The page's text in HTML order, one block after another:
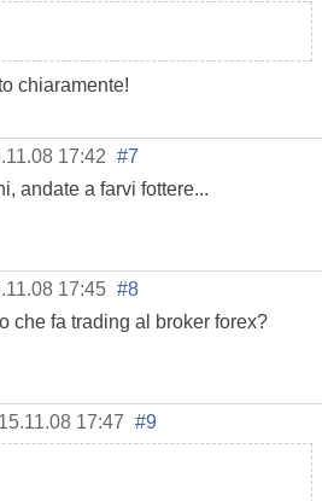
chiaramente!
17:42 #7
andate a farvi fottere...
17:45 #8
che fa trading al broker forex?
17:47 #9